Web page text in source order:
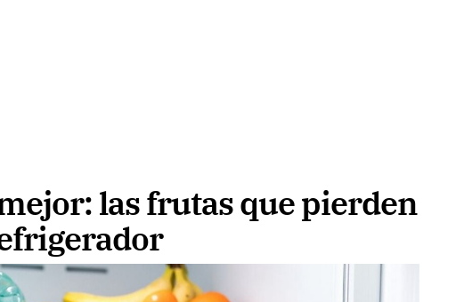
las frutas que pierden